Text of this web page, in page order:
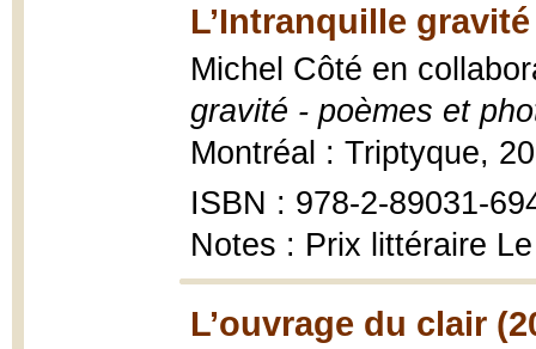
L’Intranquille gravité
Michel Côté en
gravité - poèmes et
Montréal : Triptyque,
ISBN : 978-2-89031-
Notes : Prix littéraire
L’ouvrage du clair